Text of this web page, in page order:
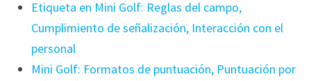
Etiqueta en Mini Golf: Reglas del campo,
Cumplimiento de señalización, Interacción con el
personal
Mini Golf: Formatos de puntuación, Puntuación por